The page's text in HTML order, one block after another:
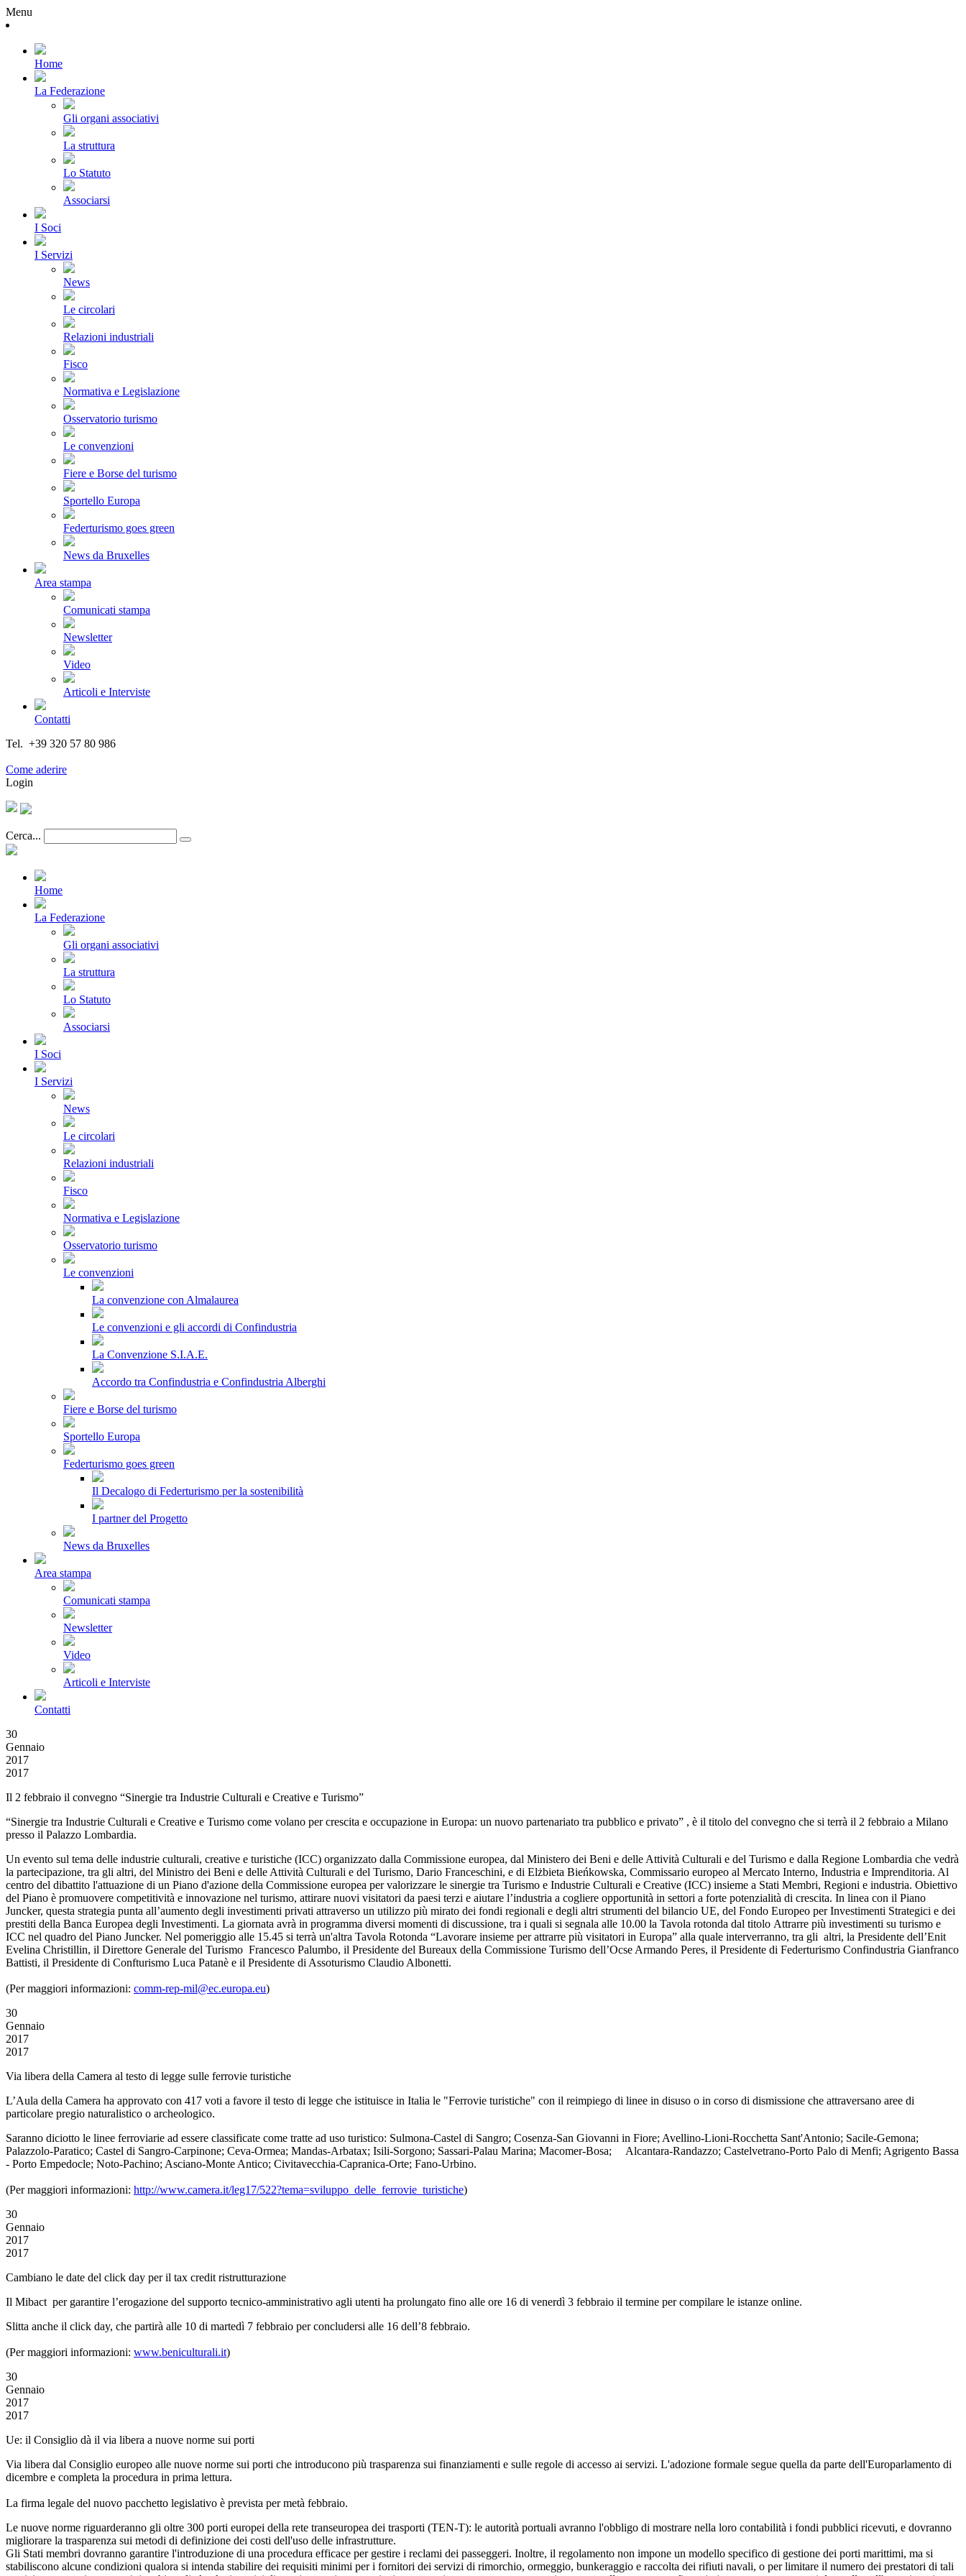
Menu
Home
La Federazione
Gli organi associativi
La struttura
Lo Statuto
Associarsi
I Soci
I Servizi
News
Le circolari
Relazioni industriali
Fisco
Normativa e Legislazione
Osservatorio turismo
Le convenzioni
Fiere e Borse del turismo
Sportello Europa
Federturismo goes green
News da Bruxelles
Area stampa
Comunicati stampa
Newsletter
Video
Articoli e Interviste
Contatti
Tel. +39 320 57 80 986
Come aderire
Login
Cerca...
Home
La Federazione
Gli organi associativi
La struttura
Lo Statuto
Associarsi
I Soci
I Servizi
News
Le circolari
Relazioni industriali
Fisco
Normativa e Legislazione
Osservatorio turismo
Le convenzioni
La convenzione con Almalaurea
Le convenzioni e gli accordi di Confindustria
La Convenzione S.I.A.E.
Accordo tra Confindustria e Confindustria Alberghi
Fiere e Borse del turismo
Sportello Europa
Federturismo goes green
Il Decalogo di Federturismo per la sostenibilità
I partner del Progetto
News da Bruxelles
Area stampa
Comunicati stampa
Newsletter
Video
Articoli e Interviste
Contatti
30
Gennaio
2017
2017
Il 2 febbraio il convegno “Sinergie tra Industrie Culturali e Creative e Turismo”
“Sinergie tra Industrie Culturali e Creative e Turismo come volano per crescita e occupazione in Europa: un nuovo partenariato tra pubblico e privato” , è il titolo del convegno che si terrà il 2 febbraio a Milano
presso il Palazzo Lombardia.
Un evento sul tema delle industrie culturali, creative e turistiche (ICC) organizzato dalla Commissione europea, dal Ministero dei Beni e delle Attività Culturali e del Turismo e dalla Regione Lombardia che vedrà
la partecipazione, tra gli altri, del Ministro dei Beni e delle Attività Culturali e del Turismo, Dario Franceschini, e di Elżbieta Bieńkowska, Commissario europeo al Mercato Interno, Industria e Imprenditoria. Al
centro del dibattito l'attuazione di un Piano d'azione della Commissione europea per valorizzare le sinergie tra Turismo e Industrie Culturali e Creative (ICC) insieme a Stati Membri, Regioni e industria. Obiettivo
del Piano è promuovere competitività e innovazione nel turismo, attirare nuovi visitatori da paesi terzi e aiutare l’industria a cogliere opportunità in settori a forte potenzialità di crescita. In linea con il Piano
Juncker, questa strategia punta all’aumento degli investimenti privati attraverso un utilizzo più mirato dei fondi regionali e degli altri strumenti del bilancio UE, del Fondo Europeo per Investimenti Strategici e dei
prestiti della Banca Europea degli Investimenti. La giornata avrà in programma diversi momenti di discussione, tra i quali si segnala alle 10.00 la Tavola rotonda dal titolo Attrarre più investimenti su turismo e
ICC nel quadro del Piano Juncker. Nel pomeriggio alle 15.45 si terrà un'altra Tavola Rotonda “Lavorare insieme per attrarre più visitatori in Europa” alla quale interverranno, tra gli altri, la Presidente dell’Enit
Evelina Christillin, il Direttore Generale del Turismo Francesco Palumbo, il Presidente del Bureaux della Commissione Turismo dell’Ocse Armando Peres, il Presidente di Federturismo Confindustria Gianfranco
Battisti, il Presidente di Confturismo Luca Patanè e il Presidente di Assoturismo Claudio Albonetti.
(Per maggiori informazioni: comm-rep-mil@ec.europa.eu)
30
Gennaio
2017
2017
Via libera della Camera al testo di legge sulle ferrovie turistiche
L’Aula della Camera ha approvato con 417 voti a favore il testo di legge che istituisce in Italia le "Ferrovie turistiche" con il reimpiego di linee in disuso o in corso di dismissione che attraversano aree di
particolare pregio naturalistico o archeologico.
Saranno diciotto le linee ferroviarie ad essere classificate come tratte ad uso turistico: Sulmona-Castel di Sangro; Cosenza-San Giovanni in Fiore; Avellino-Lioni-Rocchetta Sant'Antonio; Sacile-Gemona;
Palazzolo-Paratico; Castel di Sangro-Carpinone; Ceva-Ormea; Mandas-Arbatax; Isili-Sorgono; Sassari-Palau Marina; Macomer-Bosa; Alcantara-Randazzo; Castelvetrano-Porto Palo di Menfi; Agrigento Bassa
- Porto Empedocle; Noto-Pachino; Asciano-Monte Antico; Civitavecchia-Capranica-Orte; Fano-Urbino.
(Per maggiori informazioni: http://www.camera.it/leg17/522?tema=sviluppo_delle_ferrovie_turistiche)
30
Gennaio
2017
2017
Cambiano le date del click day per il tax credit ristrutturazione
Il Mibact per garantire l’erogazione del supporto tecnico-amministrativo agli utenti ha prolungato fino alle ore 16 di venerdì 3 febbraio il termine per compilare le istanze online.
Slitta anche il click day, che partirà alle 10 di martedì 7 febbraio per concludersi alle 16 dell’8 febbraio.
(Per maggiori informazioni: www.beniculturali.it)
30
Gennaio
2017
2017
Ue: il Consiglio dà il via libera a nuove norme sui porti
Via libera dal Consiglio europeo alle nuove norme sui porti che introducono più trasparenza sui finanziamenti e sulle regole di accesso ai servizi. L'adozione formale segue quella da parte dell'Europarlamento di
dicembre e completa la procedura in prima lettura.
La firma legale del nuovo pacchetto legislativo è prevista per metà febbraio.
Le nuove norme riguarderanno gli oltre 300 porti europei della rete transeuropea dei trasporti (TEN-T): le autorità portuali avranno l'obbligo di mostrare nella loro contabilità i fondi pubblici ricevuti, e dovranno
migliorare la trasparenza sui metodi di definizione dei costi dell'uso delle infrastrutture.
Gli Stati membri dovranno garantire l'introduzione di una procedura efficace per gestire i reclami dei passeggeri. Inoltre, il regolamento non impone un modello specifico di gestione dei porti marittimi, ma si
stabiliscono alcune condizioni qualora si intenda stabilire dei requisiti minimi per i fornitori dei servizi di rimorchio, ormeggio, bunkeraggio e raccolta dei rifiuti navali, o per limitare il numero dei prestatori di tali